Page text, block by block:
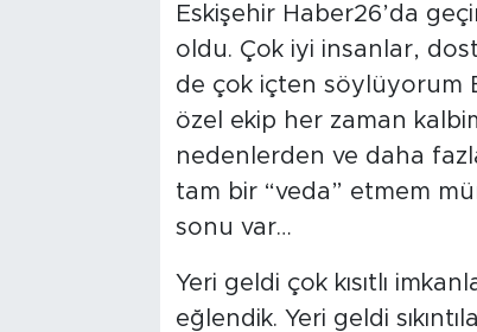
Eskişehir Haber26’da
oldu. Çok iyi insanlar,
de çok içten söylüyorum
özel ekip her zaman
nedenlerden ve daha
tam bir “veda” etmem
sonu var…
Yeri geldi çok kısıtlı
eğlendik. Yeri geldi